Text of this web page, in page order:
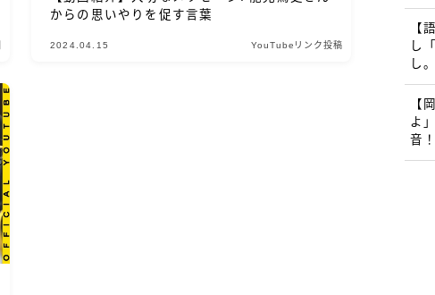
からの思いやりを促す言葉
2024.04.15 YouTubeリンク投稿
【
し
し
【
よ
音！